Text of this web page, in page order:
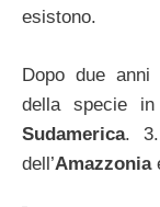
esistono.
Dopo due
della specie
Sudamerica.
dell’Amazzonia